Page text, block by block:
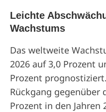
Leichte
Wachstums
Das weltweite
2026 auf 3,0 Prozent
Prozent
Rückgang gegenüber
Prozent in den Jahren